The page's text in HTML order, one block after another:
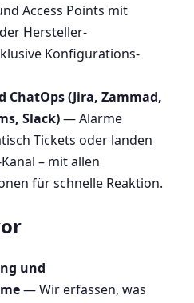
Access Points mit
Hersteller-
Konfigurations-
ChatOps (Jira, Zammad,
Slack)— Alarme
Tickets oder landen
– mit allen
für schnelle Reaktion.
und
— Wir erfassen, was